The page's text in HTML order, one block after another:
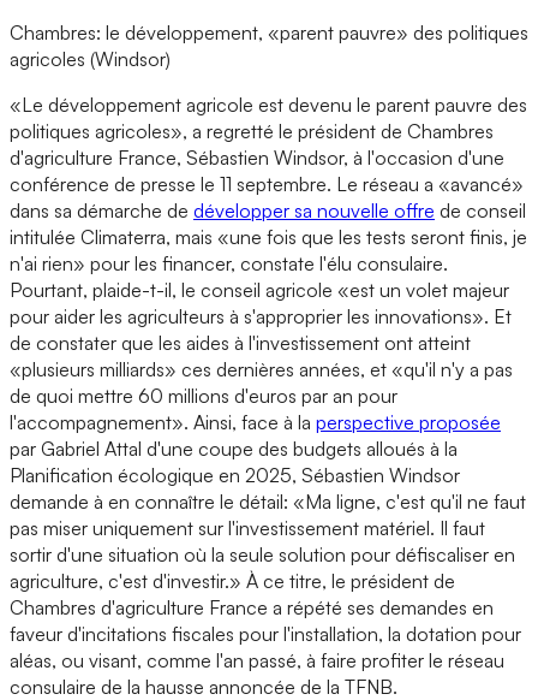
Chambres: le développement, «parent pauvre» des politiques
agricoles (Windsor)
«Le développement agricole est devenu le parent pauvre des
politiques agricoles», a regretté le président de Chambres
d'agriculture France, Sébastien Windsor, à l'occasion d'une
conférence de presse le 11 septembre. Le réseau a «avancé»
dans sa démarche de développer sa nouvelle offre de conseil
intitulée Climaterra, mais «une fois que les tests seront finis, je
n'ai rien» pour les financer, constate l'élu consulaire.
Pourtant, plaide-t-il, le conseil agricole «est un volet majeur
pour aider les agriculteurs à s'approprier les innovations». Et
de constater que les aides à l'investissement ont atteint
«plusieurs milliards» ces dernières années, et «qu'il n'y a pas
de quoi mettre 60 millions d'euros par an pour
l'accompagnement». Ainsi, face à la perspective proposée
par Gabriel Attal d'une coupe des budgets alloués à la
Planification écologique en 2025, Sébastien Windsor
demande à en connaître le détail: «Ma ligne, c'est qu'il ne faut
pas miser uniquement sur l'investissement matériel. Il faut
sortir d'une situation où la seule solution pour défiscaliser en
agriculture, c'est d'investir.» À ce titre, le président de
Chambres d'agriculture France a répété ses demandes en
faveur d'incitations fiscales pour l'installation, la dotation pour
aléas, ou visant, comme l'an passé, à faire profiter le réseau
consulaire de la hausse annoncée de la TFNB.